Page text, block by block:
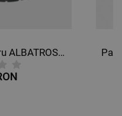
Încălțăminte de lucru ALBATROS ULTRATRAIL CTX MID S3 ESD WR HRO SRC